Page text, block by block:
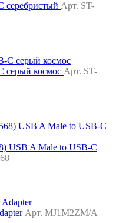
серебристый Арт. ST-
серый космос Арт. ST-
USB A Male to USB-C
Арт. MJ1M2ZM/A